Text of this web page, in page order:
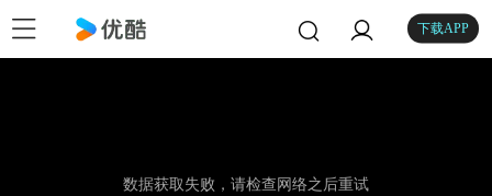
下载APP
数据获取失败，请检查网络之后重试